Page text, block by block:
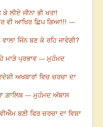
ਜੀਨਾ ਭੀ ਖਤਾ!
ਵੀ ਆਖਿਰ ਛਿਪ ਗਿਆ!!! ---
ਜਿੰਨ ਬਣ ਕੇ ਰਹਿ ਜਾਵੇਗੀ?
ਮਾੜੇ ਪ੍ਰਭਾਵ --- ਮੁਹੰਮਦ
ਅਖਬਾਰਾਂ ਵਿਚ ਚਰਚਾ ਦਾ
ਗ਼ਾਲਿਬ --- ਮੁਹੰਮਦ ਅੱਬਾਸ
ਬਣੀ ਫਿਰ ਚਰਚਾ ਦਾ ਵਿਸ਼ਾ